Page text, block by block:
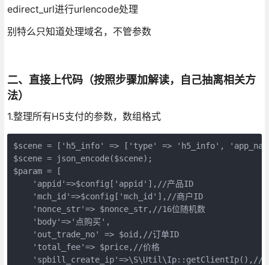
edirect_url进行urlencode处理
别特么只知道处理域名，不管参数
二、直接上代码（按照步骤加解读，自己抽离相关方
法）
1.整理所有H5支付的参数，数组格式
$scene = ['h5_info' => ['type' => 'h5_info',
$scene = json_encode($scene);
$param = [
    'appid'=>$config['appid'],//产品ID
    'mch_id'=>$config['mch_id'],//商户ID
    'nonce_str'=> $nonce_str,//16位随机数
    'body'=>'点购买',
    'out_trade_no' => $oid,//订单ID
    'total_fee'=> $price,//价格
'spbill_create_ip'=>\S\Util\Ip::getClientIp(),//